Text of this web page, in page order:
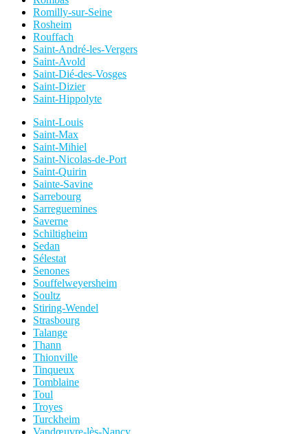
Romilly-sur-Seine
Rosheim
Rouffach
Saint-André-les-Vergers
Saint-Avold
Saint-Dié-des-Vosges
Saint-Dizier
Saint-Hippolyte
Saint-Louis
Saint-Max
Saint-Mihiel
Saint-Nicolas-de-Port
Saint-Quirin
Sainte-Savine
Sarrebourg
Sarreguemines
Saverne
Schiltigheim
Sedan
Sélestat
Senones
Souffelweyersheim
Soultz
Stiring-Wendel
Strasbourg
Talange
Thann
Thionville
Tinqueux
Tomblaine
Toul
Troyes
Turckheim
Vandœuvre-lès-Nancy